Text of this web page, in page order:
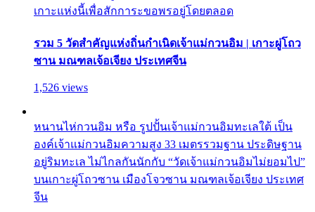
เกาะแห่งนี้เพื่อสักการะขอพรอยู่โดยตลอด
รวม 5 วัดสำคัญแห่งถิ่นกำเนิดเจ้าแม่กวนอิม | เกาะผู่โถว
ซาน มณฑลเจ้อเจียง ประเทศจีน
1,526 views
หนานไห่กวนอิม หรือ รูปปั้นเจ้าแม่กวนอิมทะเลใต้ เป็น
องค์เจ้าแม่กวนอิมความสูง 33 เมตรรวมฐาน ประดิษฐาน
อยู่ริมทะเล ไม่ไกลกันนักกับ “วัดเจ้าแม่กวนอิมไม่ยอมไป”
บนเกาะผู่โถวซาน เมืองโจวซาน มณฑลเจ้อเจียง ประเทศ
จีน